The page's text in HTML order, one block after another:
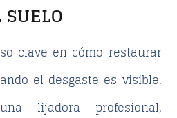
clave en cómo restaurar
el desgaste es visible.
lijadora profesional,